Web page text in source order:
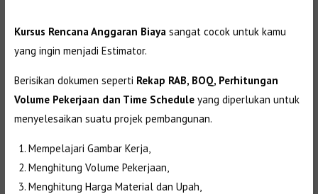
Kursus Rencana Anggaran Biaya sangat cocok untuk kamu
yang ingin menjadi Estimator.
Berisikan dokumen seperti Rekap RAB, BOQ, Perhitungan
Volume Pekerjaan dan Time Scheduleyang diperlukan untuk
menyelesaikan suatu projek pembangunan.
Mempelajari Gambar Kerja,
Menghitung Volume Pekerjaan,
Menghitung Harga Material dan Upah,